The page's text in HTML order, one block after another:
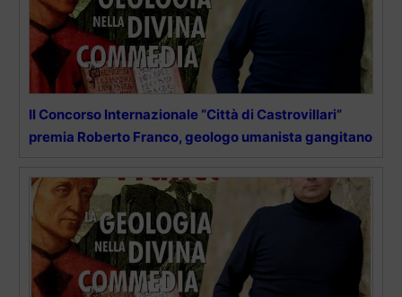
Il Concorso Internazionale “Città di Castrovillari”
premia Roberto Franco, geologo umanista gangitano